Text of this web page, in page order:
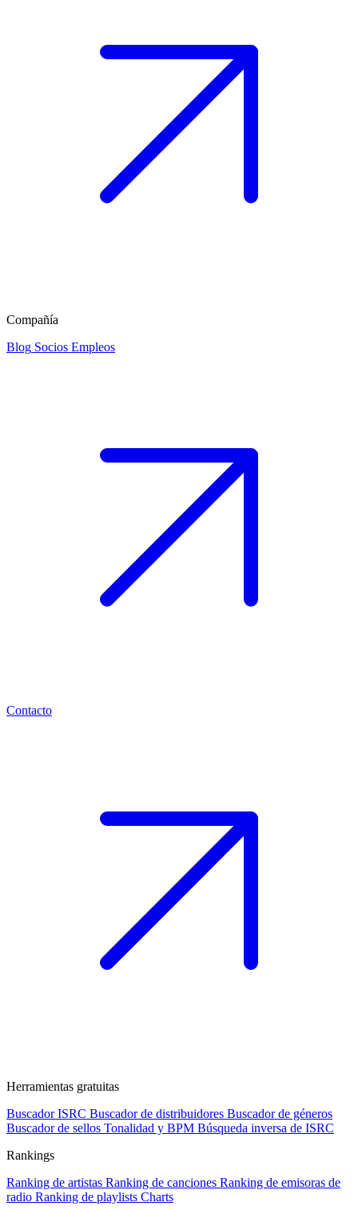
Compañía
Blog Socios Empleos
Contacto
Herramientas gratuitas
Buscador ISRC Buscador de distribuidores Buscador de géneros
Buscador de sellos Tonalidad y BPM Búsqueda inversa de ISRC
Rankings
Ranking de artistas Ranking de canciones Ranking de emisoras de
radio Ranking de playlists Charts